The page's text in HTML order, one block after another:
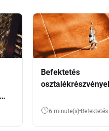
Befektetés
6 minute(s) Befektetés